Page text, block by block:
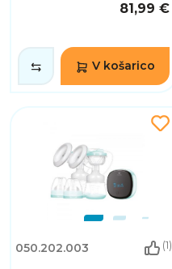
81,99 €
V košarico
050.202.003 (1)